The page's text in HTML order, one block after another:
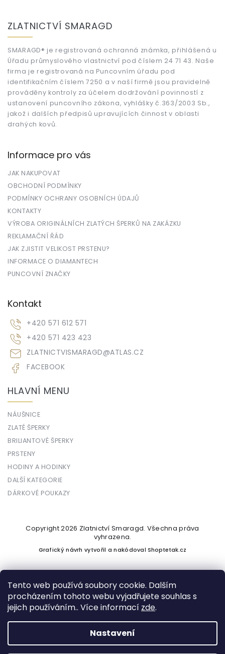
Tento web používá soubory cookie. Dalším
procházením tohoto webu vyjadřujete souhlas s
jejich používáním.. Více informací zde.
Nastavení
ZLATNICTVÍ SMARAGD
SMARAGD® je registrovaná ochranná známka, přihlášená u
Úřadu průmyslového vlastnictví pod číslem 24 71 43. Naše
firma je registrovaná na Puncovním úřadu pod
identifikačním číslem 7250 a v naší firmě jsou pravidelně
prováděny kontroly za účelem dodržování povinností z
ustanovení puncovního zákona, vyhlášky č.363/2003 Sb.,
jakož i dalších předpisů upravujících činnost v oblasti
drahých kovů.
Informace pro vás
JAK NAKUPOVAT
OBCHODNÍ PODMÍNKY
PODMÍNKY OCHRANY OSOBNÍCH ÚDAJŮ
KONTAKTY
VÝROBA ORIGINÁLNÍCH ZLATÝCH ŠPERKŮ NA ZAKÁZKU
REKLAMAČNÍ ŘÁD
JAK ZJISTIT VELIKOST PRSTENU?
INFORMACE O DIAMANTECH
PUNCOVNÍ ZNAČKY
Kontakt
ZLATNICTVISMARAGD@ATLAS.CZ
+420 571 612 571
+420 571 423 423
FACEBOOK
HLAVNÍ MENU
NÁUŠNICE
ZLATÉ ŠPERKY
BRILIANTOVÉ ŠPERKY
PRSTENY
HODINY A HODINKY
DALŠÍ KATEGORIE
DÁRKOVÉ POUKAZY
Vytvořil Shoptet
Copyright 2026 Zlatnictví Smaragd. Všechna práva
vyhrazena.
Grafický návrh vytvořil a nakódovalShoptetak.cz
Podle zákona o evidenci tržeb je prodávající povinen vystavit
kupujícímu účtenku. Zároveň je povinen zaevidovat přijatou